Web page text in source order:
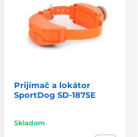
Prijímač a lokátor
SportDog SD-1875E
Skladom